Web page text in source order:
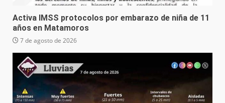
Activa IMSS protocolos por embarazo de niña de 11
años en Matamoros
7 de agosto de 2026